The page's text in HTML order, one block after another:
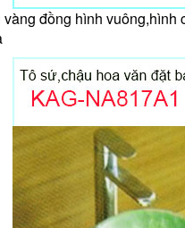
đồng hình vuông,hình